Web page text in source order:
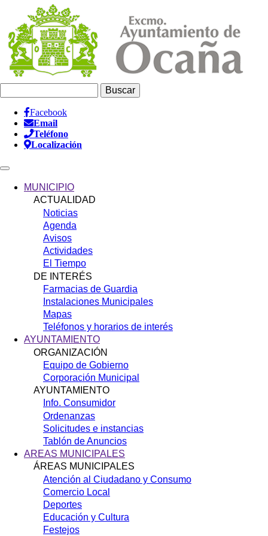
contenido
principal
Información
Header
Facebook
Email
Teléfono
Localización
navigationMUNICIPIO
ACTUALIDAD
Noticias
Agenda
Avisos
Actividades
El Tiempo
DE INTERÉS
Farmacias de Guardia
Instalaciones Municipales
Mapas
Teléfonos y horarios de interés
AYUNTAMIENTO
ORGANIZACIÓN
Equipo de Gobierno
Corporación Municipal
AYUNTAMIENTO
Info. Consumidor
Ordenanzas
Solicitudes e instancias
Tablón de Anuncios
AREAS MUNICIPALES
ÁREAS MUNICIPALES
Atención al Ciudadano y Consumo
Comercio Local
Deportes
Educación y Cultura
Festejos